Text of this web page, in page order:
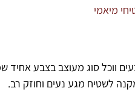
מיאמי
ווכל סוג מעוצב בצבע
לשטיח מגע נעים וחוזק רב.